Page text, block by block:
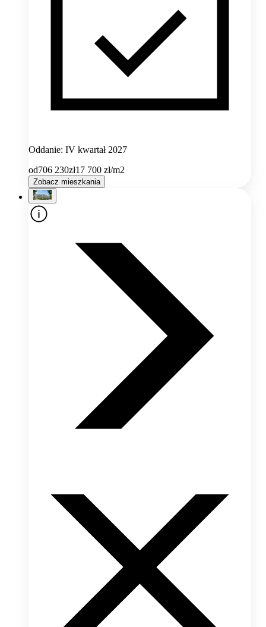
Oddanie: IV kwartał 2027
od706 230zł17 700 zł/m2
Zobacz mieszkania